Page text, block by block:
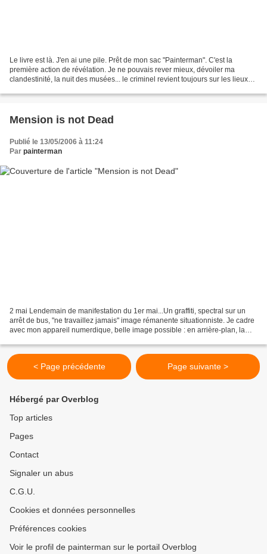
Le livre est là. J'en ai une pile. Prêt de mon sac "Painterman". C'est la
première action de révélation. Je ne pouvais rever mieux, dévoiler ma
clandestinité, la nuit des musées... le criminel revient toujours sur les lieux
Mension is not Dead
Publié le 13/05/2006 à 11:24
Par painterman
2 mai Lendemain de manifestation du 1er mai...Un graffiti, spectral sur un
arrêt de bus, "ne travaillez jamais" image rémanente situationniste. Je cadre
avec mon appareil numerdique, belle image possible : en arrière-plan, la
< Page précédente Page suivante >
Hébergé par Overblog
Top articles
Pages
Contact
Signaler un abus
C.G.U.
Cookies et données personnelles
Préférences cookies
Voir le profil de painterman sur le portail Overblog